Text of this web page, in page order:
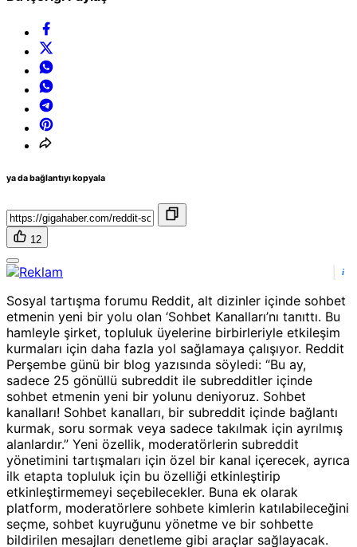
ya da bağlantıyı kopyala
12
i
Sosyal tartışma forumu Reddit, alt dizinler içinde sohbet
etmenin yeni bir yolu olan ‘Sohbet Kanalları’nı tanıttı. Bu
hamleyle şirket, topluluk üyelerine birbirleriyle etkileşim
kurmaları için daha fazla yol sağlamaya çalışıyor. Reddit
Perşembe günü bir blog yazısında söyledi: “Bu ay,
sadece 25 gönüllü subreddit ile subredditler içinde
sohbet etmenin yeni bir yolunu deniyoruz. Sohbet
kanalları! Sohbet kanalları, bir subreddit içinde bağlantı
kurmak, soru sormak veya sadece takılmak için ayrılmış
alanlardır.” Yeni özellik, moderatörlerin subreddit
yönetimini tartışmaları için özel bir kanal içerecek, ayrıca
ilk etapta topluluk için bu özelliği etkinleştirip
etkinleştirmemeyi seçebilecekler. Buna ek olarak
platform, moderatörlere sohbete kimlerin katılabileceğini
seçme, sohbet kuyruğunu yönetme ve bir sohbette
bildirilen mesajları denetleme gibi araçlar sağlayacak.